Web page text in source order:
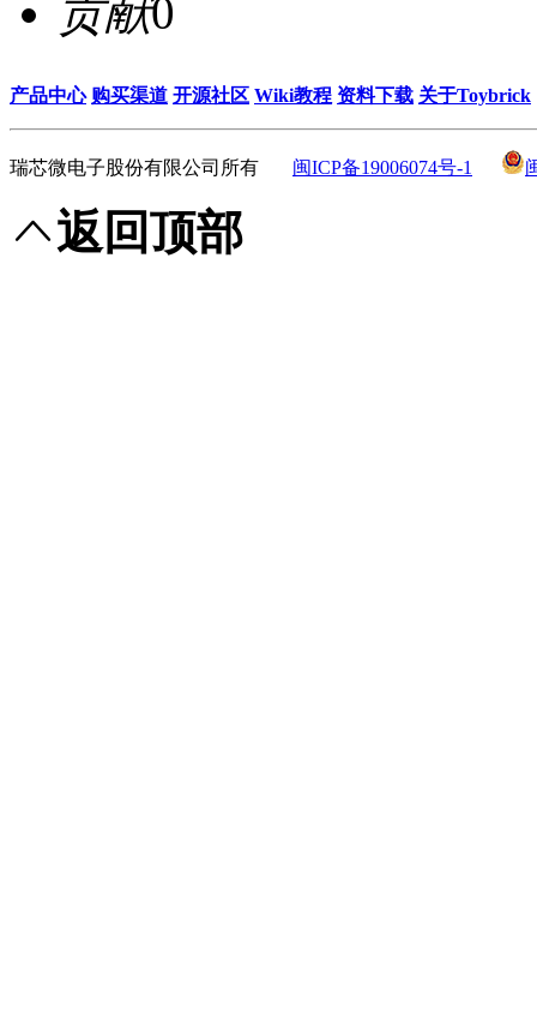
贡献0
产品中心 购买渠道 开源社区 Wiki教程 资料下载 关于Toybrick
瑞芯微电子股份有限公司所有 闽ICP备19006074号-1
返回顶部